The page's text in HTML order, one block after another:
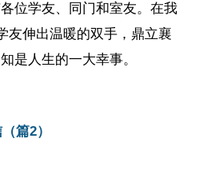
位学友、同门和室友。在我
友伸出温暖的双手，鼎立襄
是人生的一大幸事。
篇2）